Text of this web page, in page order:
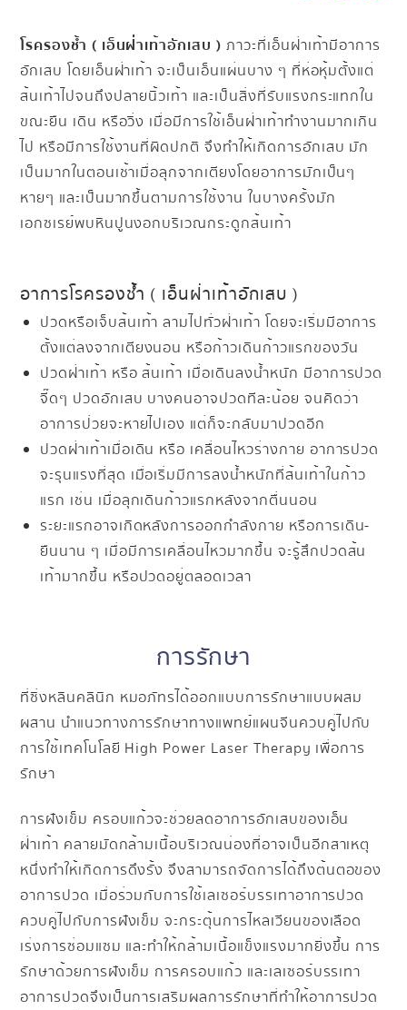
โรครองช้ำ ( เอ็นฝ่าเท้าอักเสบ ) ภาวะที่เอ็นฝ่าเท้ามีอาการ
อักเสบ โดยเอ็นฝ่าเท้า จะเป็นเอ็นแผ่นบาง ๆ ที่ห่อหุ้มตั้งแต่
ส้นเท้าไปจนถึงปลายนิ้วเท้า และเป็นสิ่งที่รับแรงกระแทกใน
ขณะยืน เดิน หรือวิ่ง เมื่อมีการใช้เอ็นฝ่าเท้าทำงานมากเกิน
ไป หรือมีการใช้งานที่ผิดปกติ จึงทำให้เกิดการอักเสบ มัก
เป็นมากในตอนเช้าเมื่อลุกจากเตียงโดยอาการมักเป็นๆ
หายๆ และเป็นมากขึ้นตามการใช้งาน ในบางครั้งมัก
เอกซเรย์พบหินปูนงอกบริเวณกระดูกส้นเท้า
อาการโรครองช้ำ ( เอ็นฝ่าเท้าอักเสบ )
ปวดหรือเจ็บส้นเท้า ลามไปทั่วฝ่าเท้า โดยจะเริ่มมีอาการ
ตั้งแต่ลงจากเตียงนอน หรือก้าวเดินก้าวแรกของวัน
ปวดฝ่าเท้า หรือ ส้นเท้า เมื่อเดินลงน้ำหนัก มีอาการปวด
จี๊ดๆ ปวดอักเสบ บางคนอาจปวดทีละน้อย จนคิดว่า
อาการป่วยจะหายไปเอง แต่ก็จะกลับมาปวดอีก
ปวดฝ่าเท้าเมื่อเดิน หรือ เคลื่อนไหวร่างกาย อาการปวด
จะรุนแรงที่สุด เมื่อเริ่มมีการลงน้ำหนักที่ส้นเท้าในก้าว
แรก เช่น เมื่อลุกเดินก้าวแรกหลังจากตื่นนอน
ระยะแรกอาจเกิดหลังการออกกำลังกาย หรือการเดิน-
ยืนนาน ๆ เมื่อมีการเคลื่อนไหวมากขึ้น จะรู้สึกปวดส้น
เท้ามากขึ้น หรือปวดอยู่ตลอดเวลา
การรักษา
ที่ซิ่งหลินคลินิก หมอภัทรได้ออกแบบการรักษาแบบผสม
ผสาน นำแนวทางการรักษาทางแพทย์แผนจีนควบคู่ไปกับ
การใช้เทคโนโลยี High Power Laser Therapy เพื่อการ
รักษา
การฝังเข็ม ครอบแก้วจะช่วยลดอาการอักเสบของเอ็น
ฝ่าเท้า คลายมัดกล้ามเนื้อบริเวณน่องที่อาจเป็นอีกสาเหตุ
หนึ่งทำให้เกิดการดึงรั้ง จึงสามารถจัดการได้ถึงต้นตอของ
อาการปวด เมื่อร่วมกับการใช้เลเซอร์บรรเทาอาการปวด
ควบคู่ไปกับการฝังเข็ม จะกระตุ้นการไหลเวียนของเลือด
เร่งการซ่อมแซม และทำให้กล้ามเนื้อแข็งแรงมากยิ่งขึ้น การ
รักษาด้วยการฝังเข็ม การครอบแก้ว และเลเซอร์บรรเทา
อาการปวดจึงเป็นการเสริมผลการรักษาที่ทำให้อาการปวด